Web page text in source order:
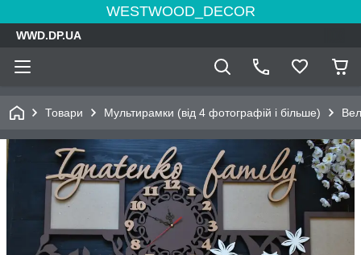
WESTWOOD_DECOR
WWD.DP.UA
Товари Мультирамки (від 4 фотографій і більше)